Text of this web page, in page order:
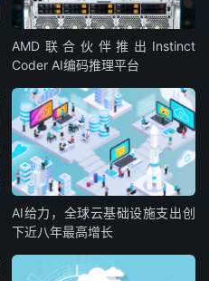
AMD联合伙伴推出Instinct
Coder AI编码推理平台
AI给力，全球云基础设施支出创
下近八年最高增长